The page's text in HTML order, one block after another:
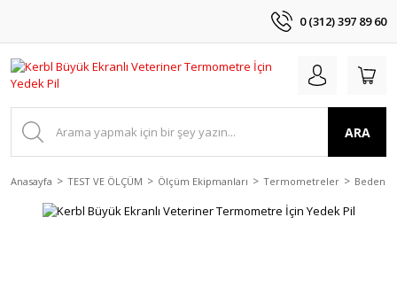
0 (312) 397 89 60
ARA
Anasayfa TEST VE ÖLÇÜM Ölçüm Ekipmanları Termometreler Beden